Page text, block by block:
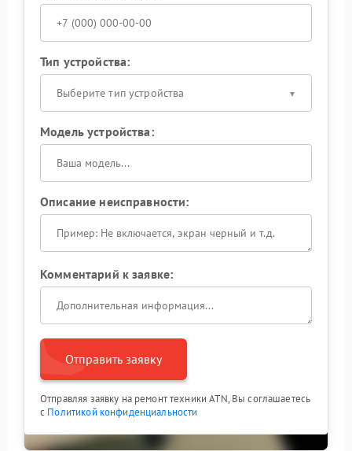
Тип устройства:
Выберите тип устройства
Модель устройства:
Описание неисправности:
Комментарий к заявке:
Отправить заявку
Отправляя заявку на ремонт техники ATN, Вы соглашаетесь
с Политикой конфиденциальности